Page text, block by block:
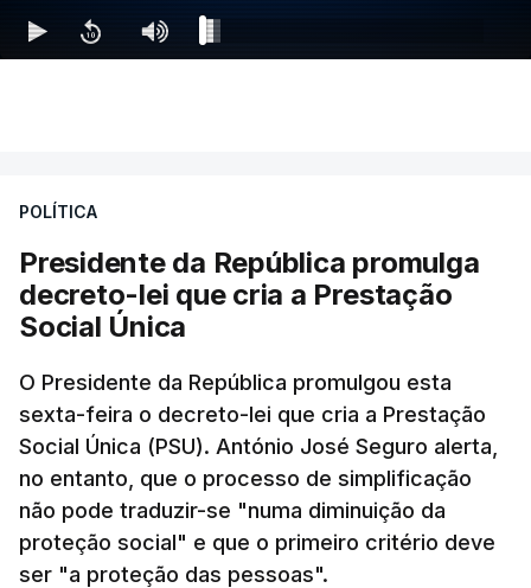
POLÍTICA
Presidente da República promulga
decreto-lei que cria a Prestação
Social Única
O Presidente da República promulgou esta
sexta-feira o decreto-lei que cria a Prestação
Social Única (PSU). António José Seguro alerta,
no entanto, que o processo de simplificação
não pode traduzir-se "numa diminuição da
proteção social" e que o primeiro critério deve
ser "a proteção das pessoas".